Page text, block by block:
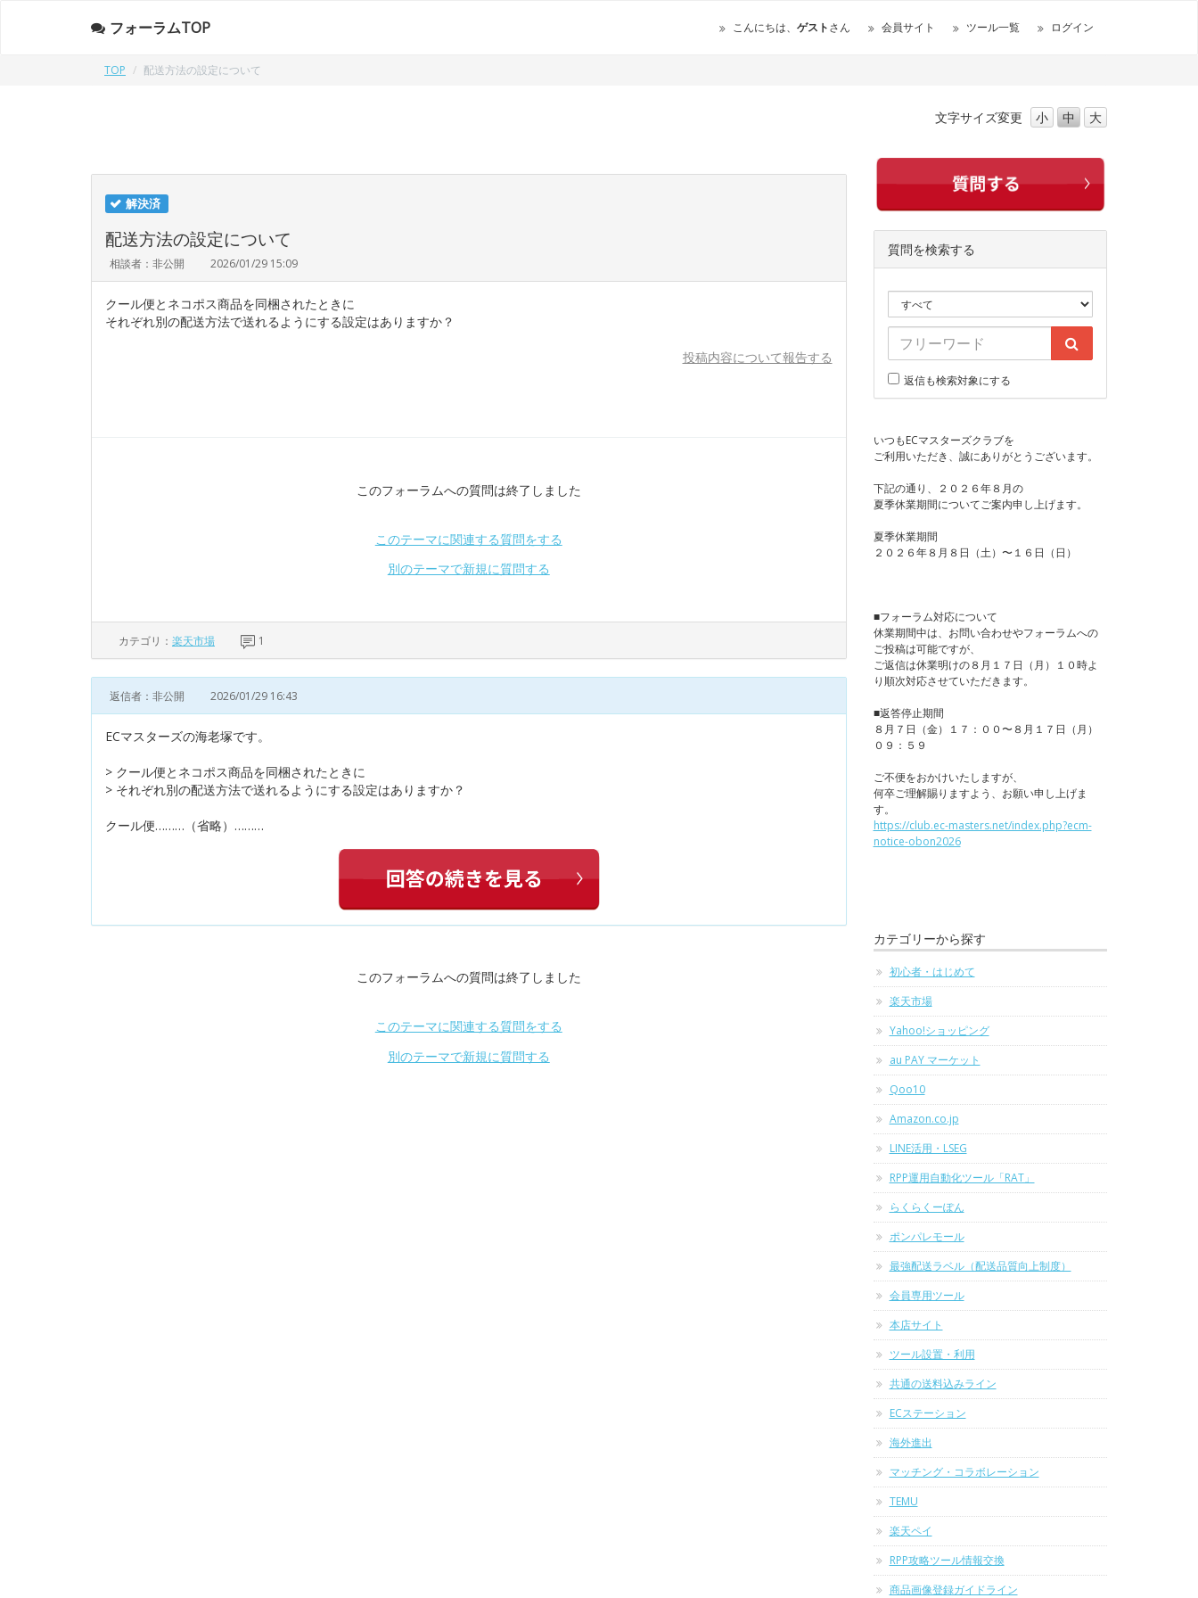
フォーラムTOP こんにちは、 ゲストさん 会員サイト ツール一覧 ログイン
TOP 配送方法の設定について
文字サイズ変更 小 中 大
解決済
配送方法の設定について
相談者：非公開 2026/01/29 15:09
クール便とネコポス商品を同梱されたときに
それぞれ別の配送方法で送れるようにする設定はありますか？
投稿内容について報告する
このフォーラムへの質問は終了しました
このテーマに関連する質問をする
別のテーマで新規に質問する
カテゴリ： 楽天市場 1
返信者：非公開 2026/01/29 16:43
ECマスターズの海老塚です。
> クール便とネコポス商品を同梱されたときに
> それぞれ別の配送方法で送れるようにする設定はありますか？
クール便………（省略）………
このフォーラムへの質問は終了しました
このテーマに関連する質問をする
別のテーマで新規に質問する
質問を検索する
返信も検索対象にする
いつもECマスターズクラブを
ご利用いただき、誠にありがとうございます。
下記の通り、２０２６年８月の
夏季休業期間についてご案内申し上げます。
夏季休業期間
２０２６年８月８日（土）〜１６日（日）
■フォーラム対応について
休業期間中は、お問い合わせやフォーラムへの
ご投稿は可能ですが、
ご返信は休業明けの８月１７日（月）１０時よ
り順次対応させていただきます。
■返答停止期間
８月７日（金）１７：００〜８月１７日（月）
０９：５９
ご不便をおかけいたしますが、
何卒ご理解賜りますよう、お願い申し上げま
す。
https://club.ec-masters.net/index.php?ecm-
notice-obon2026
カテゴリーから探す
初心者・はじめて
楽天市場
Yahoo!ショッピング
au PAY マーケット
Qoo10
Amazon.co.jp
LINE活用・LSEG
RPP運用自動化ツール「RAT」
らくらくーぽん
ポンパレモール
最強配送ラベル（配送品質向上制度）
会員専用ツール
本店サイト
ツール設置・利用
共通の送料込みライン
ECステーション
海外進出
マッチング・コラボレーション
TEMU
楽天ペイ
RPP攻略ツール情報交換
商品画像登録ガイドライン